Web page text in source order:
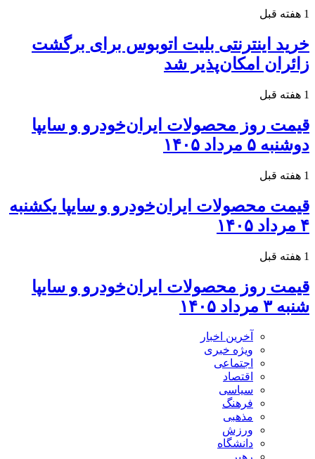
1 هفته قبل
خرید اینترنتی بلیت اتوبوس برای برگشت
زائران امکان‌پذیر شد
1 هفته قبل
قیمت روز محصولات ایران‌خودرو و سایپا
دوشنبه ۵ مرداد ۱۴۰۵
1 هفته قبل
قیمت محصولات ایران‌خودرو و سایپا یکشنبه
۴ مرداد ۱۴۰۵
1 هفته قبل
قیمت روز محصولات ایران‌خودرو و سایپا
شنبه ۳ مرداد ۱۴۰۵
آخرین اخبار
ویژه خبری
اجتماعی
اقتصاد
سیاسی
فرهنگ
مذهبی
ورزش
دانشگاه